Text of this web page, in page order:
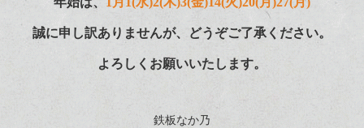
誠に申し訳ありませんが、 どうぞご了承ください。
よろしくお願いいたします。
鉄板なか乃